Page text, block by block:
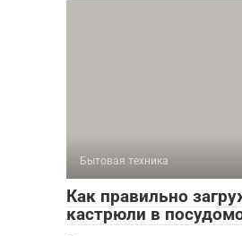
Бытовая техника
Как правильно
кастрюли в